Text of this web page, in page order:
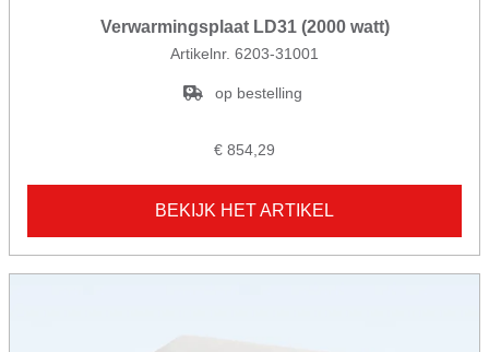
Verwarmingsplaat LD31 (2000 watt)
Artikelnr. 6203-31001
op bestelling
€ 854,29
BEKIJK HET ARTIKEL